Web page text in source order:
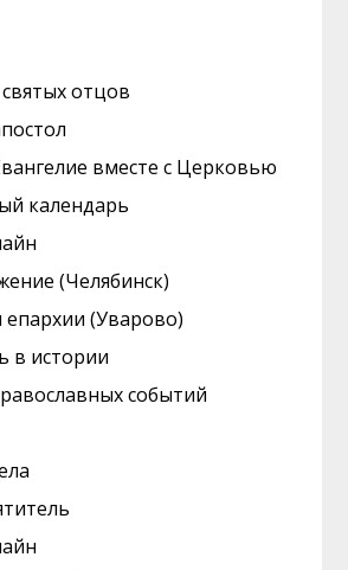
отцов
вместе с Церковью
календарь
(Челябинск)
епархии (Уварово)
в истории
событий